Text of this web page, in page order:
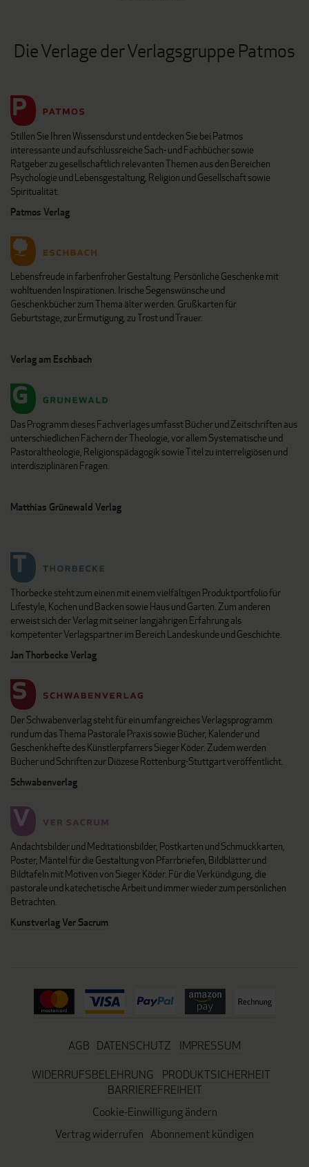
Die Verlage der Verlagsgruppe Patmos
Stillen Sie Ihren Wissensdurst und entdecken Sie bei Patmos
interessante und aufschlussreiche Sach- und Fachbücher sowie
Ratgeber zu gesellschaftlich relevanten Themen aus den Bereichen
Psychologie und Lebensgestaltung, Religion und Gesellschaft sowie
Spiritualität.
Patmos Verlag
Lebensfreude in farbenfroher Gestaltung: Persönliche Geschenke mit
wohltuenden Inspirationen. Irische Segenswünsche und
Geschenkbücher zum Thema älter werden. Grußkarten für
Geburtstage, zur Ermutigung, zu Trost und Trauer.
Verlag am Eschbach
Das Programm dieses Fachverlages umfasst Bücher und Zeitschriften aus
unterschiedlichen Fächern der Theologie, vor allem Systematische und
Pastoraltheologie, Religionspädagogik sowie Titel zu interreligiösen und
interdisziplinären Fragen.
Matthias Grünewald Verlag
Thorbecke steht zum einen mit einem vielfältigen Produktportfolio für
Lifestyle, Kochen und Backen sowie Haus und Garten. Zum anderen
erweist sich der Verlag mit seiner langjährigen Erfahrung als
kompetenter Verlagspartner im Bereich Landeskunde und Geschichte.
Jan Thorbecke Verlag
Der Schwabenverlag steht für ein umfangreiches Verlagsprogramm
rund um das Thema Pastorale Praxis sowie Bücher, Kalender und
Geschenkhefte des Künstlerpfarrers Sieger Köder. Zudem werden
Bücher und Schriften zur Diözese Rottenburg-Stuttgart veröffentlicht.
Schwabenverlag
Andachtsbilder und Meditationsbilder, Postkarten und Schmuckkarten,
Poster, Mäntel für die Gestaltung von Pfarrbriefen, Bildblätter und
Bildtafeln mit Motiven von Sieger Köder. Für die Verkündigung, die
pastorale und katechetische Arbeit und immer wieder zum persönlichen
Betrachten.
Kunstverlag Ver Sacrum
AGB DATENSCHUTZ
IMPRESSUM
WIDERRUFSBELEHRUNG
PRODUKTSICHERHEIT
BARRIEREFREIHEIT
Cookie-Einwilligung ändern
Vertrag widerrufen Abonnement kündigen